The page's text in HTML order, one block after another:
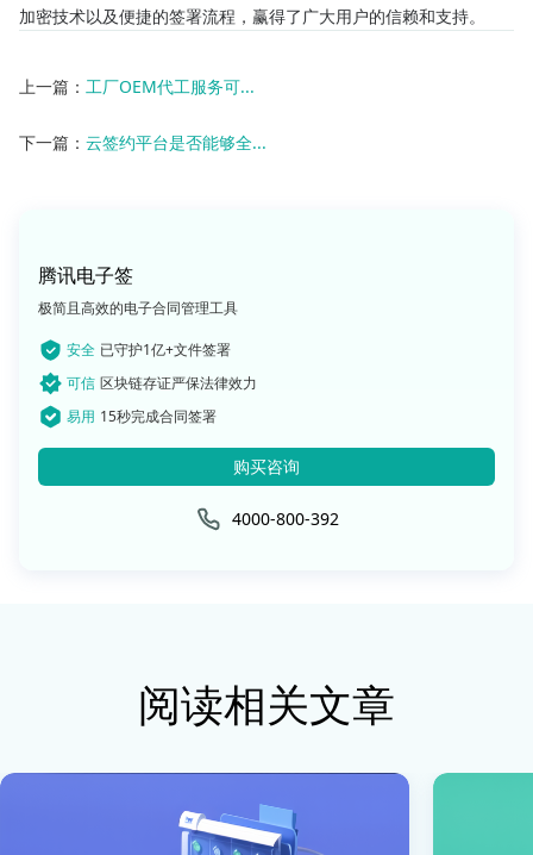
加密技术以及便捷的签署流程，赢得了广大用户的信赖和支持。
上一篇： 工厂OEM代工服务可...
下一篇： 云签约平台是否能够全...
腾讯电子签
极简且高效的电子合同管理工具
安全 已守护1亿+文件签署
可信 区块链存证严保法律效力
易用 15秒完成合同签署
购买咨询
4000-800-392
阅读相关文章